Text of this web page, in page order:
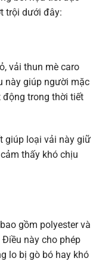
trội dưới đây:
vải thun mè caro
này giúp người mặc
trong thời tiết
giúp loại vải này giữ
thấy khó chịu
gồm polyester và
này cho phép
lo bị gò bó hay khó